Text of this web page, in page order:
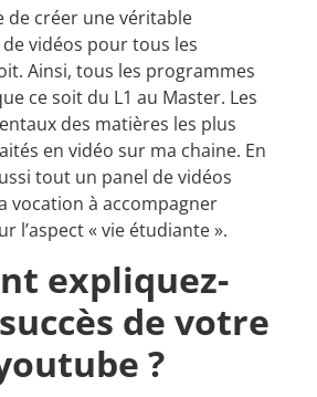
de créer une véritable
vidéos pour tous les
Ainsi, tous les programmes
ce soit du L1 au Master. Les
des matières les plus
en vidéo sur ma chaine. En
tout un panel de vidéos
vocation à accompagner
l’aspect « vie étudiante ».
expliquez-
de votre
?